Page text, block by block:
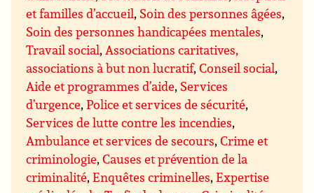
et familles d’accueil, Soin des personnes âgées,
Soin des personnes handicapées mentales,
Travail social,Associations caritatives,
associations à but non lucratif,Conseil social,
Aide et programmes d’aide, Services
d’urgence,Police et services de sécurité,
Services de lutte contre les incendies,
Ambulance et services de secours,Crime et
criminologie,Causes et prévention de la
criminalité,Enquêtes criminelles,Expertise